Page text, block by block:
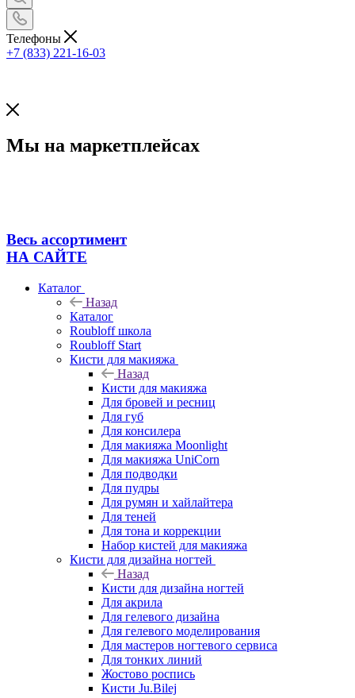
Телефоны
+7 (833) 221-16-03
Мы на маркетплейсах
Весь ассортимент
НА САЙТЕ
Каталог
Назад
Каталог
Roubloff школа
Roubloff Start
Кисти для макияжа
Назад
Кисти для макияжа
Для бровей и ресниц
Для губ
Для консилера
Для макияжа Moonlight
Для макияжа UniCorn
Для подводки
Для пудры
Для румян и хайлайтера
Для теней
Для тона и коррекции
Набор кистей для макияжа
Кисти для дизайна ногтей
Назад
Кисти для дизайна ногтей
Для акрила
Для гелевого дизайна
Для гелевого моделирования
Для мастеров ногтевого сервиса
Для тонких линий
Жостово роспись
Кисти Ju.Bilej